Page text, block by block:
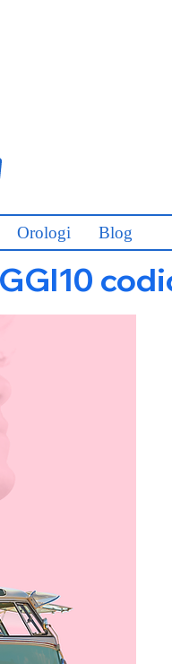
Orologi Blog